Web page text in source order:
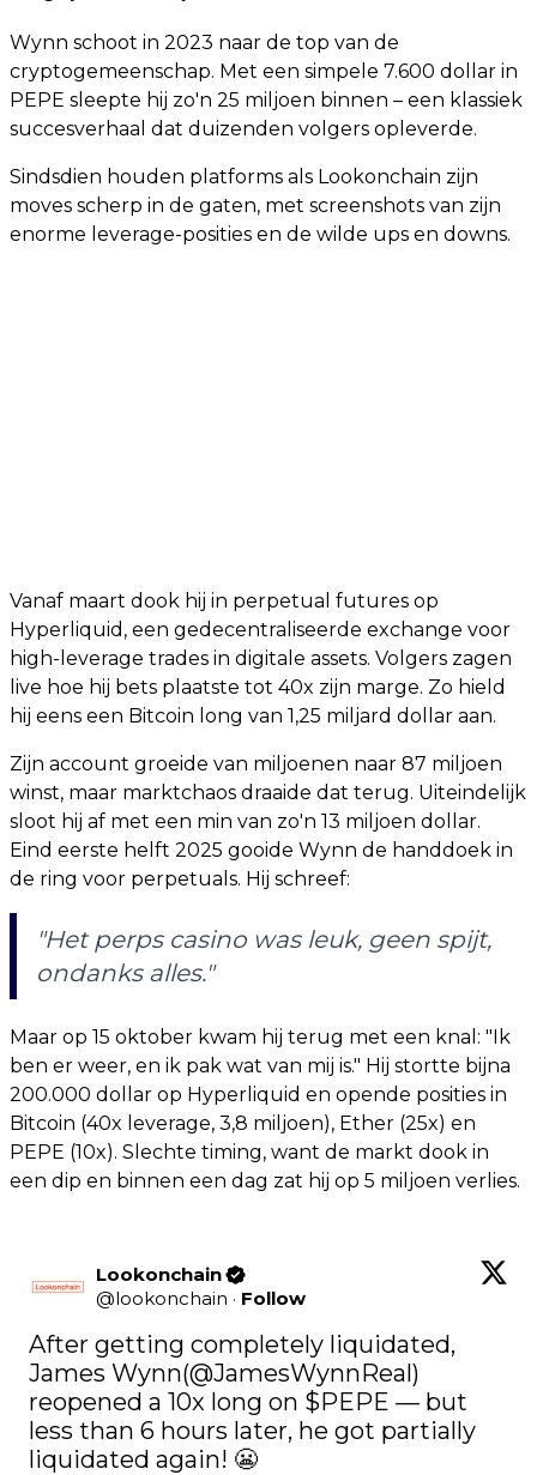
Wynn schoot in 2023 naar de top van de
cryptogemeenschap. Met een simpele 7.600 dollar in
PEPE sleepte hij zo'n 25 miljoen binnen – een klassiek
succesverhaal dat duizenden volgers opleverde.
Sindsdien houden platforms als Lookonchain zijn
moves scherp in de gaten, met screenshots van zijn
enorme leverage-posities en de wilde ups en downs.
Vanaf maart dook hij in perpetual futures op
Hyperliquid, een gedecentraliseerde exchange voor
high-leverage trades in digitale assets. Volgers zagen
live hoe hij bets plaatste tot 40x zijn marge. Zo hield
hij eens een Bitcoin long van 1,25 miljard dollar aan.
Zijn account groeide van miljoenen naar 87 miljoen
winst, maar marktchaos draaide dat terug. Uiteindelijk
sloot hij af met een min van zo'n 13 miljoen dollar.
Eind eerste helft 2025 gooide Wynn de handdoek in
de ring voor perpetuals. Hij schreef:
"Het perps casino was leuk, geen spijt,
ondanks alles."
Maar op 15 oktober kwam hij terug met een knal: "Ik
ben er weer, en ik pak wat van mij is." Hij stortte bijna
200.000 dollar op Hyperliquid en opende posities in
Bitcoin (40x leverage, 3,8 miljoen), Ether (25x) en
PEPE (10x). Slechte timing, want de markt dook in
een dip en binnen een dag zat hij op 5 miljoen verlies.
Lookonchain
@lookonchain · Follow
After getting completely liquidated,
James Wynn(@JamesWynnReal)
reopened a 10x long on $PEPE — but
less than 6 hours later, he got partially
liquidated again! 😬